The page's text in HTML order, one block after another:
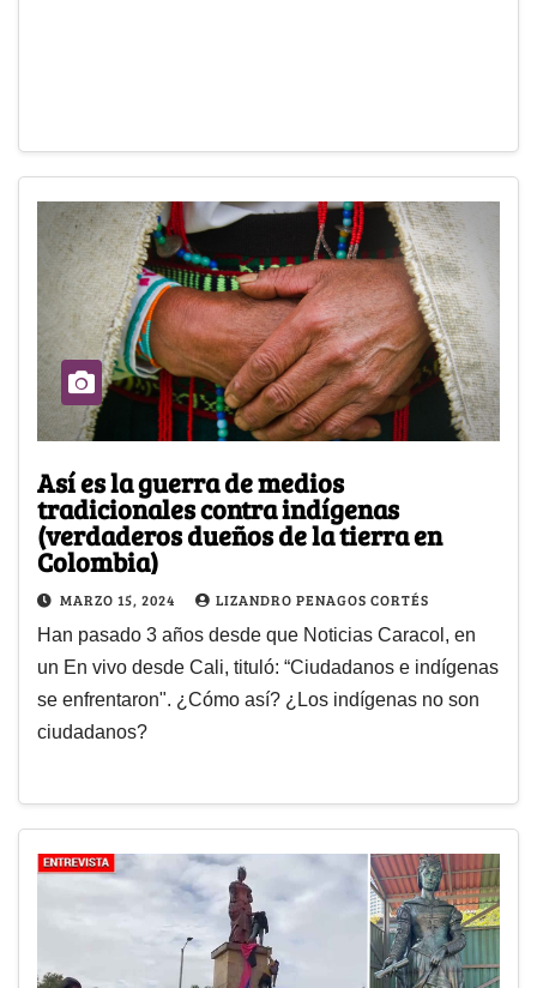
Así es la guerra de medios
tradicionales contra indígenas
(verdaderos dueños de la tierra en
Colombia)
MARZO 15, 2024 LIZANDRO PENAGOS CORTÉS
Han pasado 3 años desde que Noticias Caracol, en
un En vivo desde Cali, tituló: “Ciudadanos e indígenas
se enfrentaron". ¿Cómo así? ¿Los indígenas no son
ciudadanos?